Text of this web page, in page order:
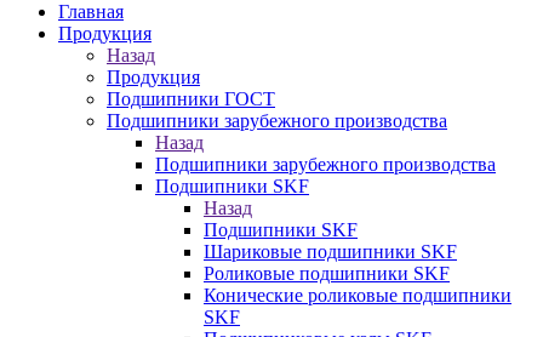
Главная
Продукция
Назад
Продукция
Подшипники ГОСТ
Подшипники зарубежного производства
Назад
Подшипники зарубежного производства
Подшипники SKF
Назад
Подшипники SKF
Шариковые подшипники SKF
Роликовые подшипники SKF
Конические роликовые подшипники
SKF